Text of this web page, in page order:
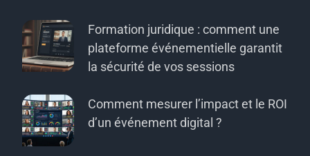
Formation juridique : comment une
plateforme événementielle garantit
la sécurité de vos sessions
Comment mesurer l’impact et le ROI
d’un événement digital ?